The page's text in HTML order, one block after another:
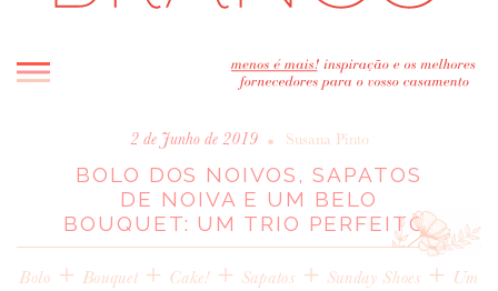
INICIO
BLOG
MELHOR INSPIRAÇÃO
REAL WEDDINGS & EDITORIAIS
2 de Junho de 2019 • Susana Pinto
BOLO DOS NOIVOS, SAPATOS
DE NOIVA E UM BELO
BOUQUET: UM TRIO PERFEITO!
Bolo + Bouquet + Cake!+ Sapatos + Sunday Shoes + Um